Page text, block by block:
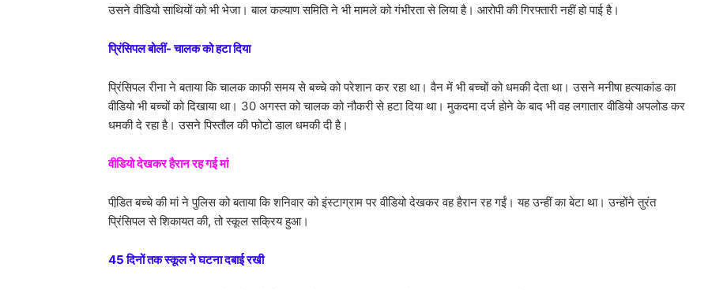
उसने वीडियो साथियों को भी भेजा। बाल कल्याण समिति ने भी मामले को गंभीरता से लिया है। आरोपी की गिरफ्तारी नहीं हो पाई है।
प्रिंसिपल बोलीं- चालक को हटा दिया
प्रिंसिपल रीना ने बताया कि चालक काफी समय से बच्चे को परेशान कर रहा था। वैन में भी बच्चों को धमकी देता था। उसने मनीषा हत्याकांड का
वीडियो भी बच्चों को दिखाया था। 30 अगस्त को चालक को नौकरी से हटा दिया था। मुकदमा दर्ज होने के बाद भी वह लगातार वीडियो अपलोड कर
धमकी दे रहा है। उसने पिस्तौल की फोटो डाल धमकी दी है।
वीडियो देखकर हैरान रह गई मां
पीडि़त बच्चे की मां ने पुलिस को बताया कि शनिवार को इंस्टाग्राम पर वीडियो देखकर वह हैरान रह गईं। यह उन्हीं का बेटा था। उन्होंने तुरंत
प्रिंसिपल से शिकायत की, तो स्कूल सक्रिय हुआ।
45 दिनों तक स्कूल ने घटना दबाई रखी